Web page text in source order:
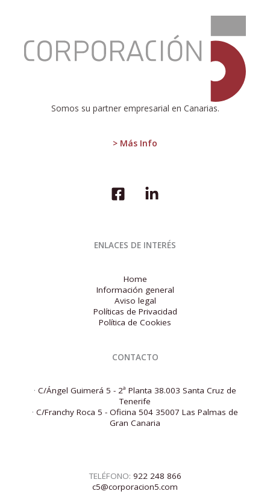
Somos su partner empresarial en Canarias.
> Más Info
Evolución
de
la
ENLACES DE INTERÉS
Home
Información general
Aviso legal
Políticas de Privacidad
Política de Cookies
CONTACTO
· C/Ángel Guimerá 5 - 2ª Planta 38.003 Santa Cruz de
Tenerife
· C/Franchy Roca 5 - Oficina 504 35007 Las Palmas de
Gran Canaria
TELÉFONO: 922 248 866
c5@corporacion5.com